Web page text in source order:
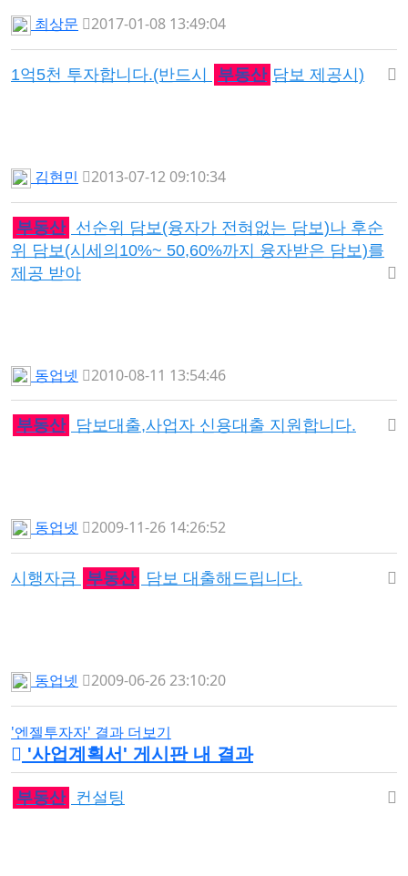
최상문 2017-01-08 13:49:04
1억5천 투자합니다.(반드시 부동산 담보 제공시)
김현민 2013-07-12 09:10:34
부동산 선순위 담보(융자가 전혀없는 담보)나 후순
위 담보(시세의10%~ 50,60%까지 융자받은 담보)를
제공 받아
동업넷 2010-08-11 13:54:46
부동산 담보대출,사업자 신용대출 지원합니다.
동업넷 2009-11-26 14:26:52
시행자금 부동산 담보 대출해드립니다.
동업넷 2009-06-26 23:10:20
'엔젤투자자' 결과 더보기
'사업계획서 ' 게시판 내 결과
부동산 컨설팅